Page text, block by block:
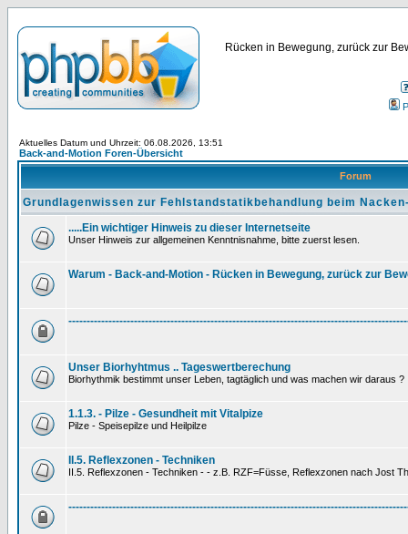
Rücken in Bewegung, zurück zur
Aktuelles Datum und Uhrzeit: 06.08.2026, 13:51
Back-and-Motion Foren-Übersicht
Forum
Grundlagenwissen zur Fehlstandstatikbehandlung beim
.....Ein wichtiger Hinweis zu dieser Internetseite
Unser Hinweis zur allgemeinen Kenntnisnahme, bitte zuerst lesen.
Warum - Back-and-Motion - Rücken in Bewegung, zurück zur
Unser Biorhyhtmus .. Tageswertberechung
Biorhythmik bestimmt unser Leben, tagtäglich und was machen wir daraus ?
1.1.3. - Pilze - Gesundheit mit Vitalpize
Pilze - Speisepilze und Heilpilze
II.5. Reflexzonen - Techniken
II.5. Reflexzonen - Techniken - - z.B. RZF=Füsse, Reflexzonen nach Jost